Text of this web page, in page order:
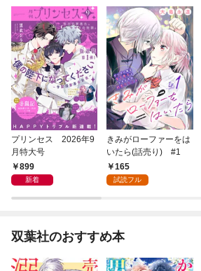
プリンセス 2026年9
月特大号
899
新着
きみがローファーをは
いたら(話売り) #1
165
試読フル
双葉社のおすすめ本